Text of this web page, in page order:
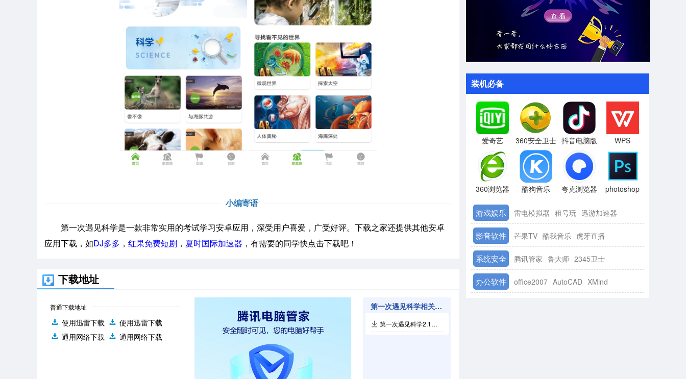
小编寄语
第一次遇见科学是一款非常实用的考试学习安卓应用，深受用户喜爱，广受好评。下载之家还提供其他安卓
应用下载，如DJ多多 ， 红果免费短剧 ， 夏时国际加速器 ，有需要的同学快点击下载吧！
下载地址
普通下载地址
使用迅雷下载
使用迅雷下载
通用网络下载
通用网络下载
第一次遇见科学相关软件
第一次遇见科学2.129.2
装机必备
爱奇艺 360安全卫士 抖音电脑版 WPS
360浏览器 酷狗音乐 夸克浏览器 photoshop
游戏娱乐 雷电模拟器 租号玩 迅游加速器
影音软件 芒果TV 酷我音乐 虎牙直播
系统安全 腾讯管家 鲁大师 2345卫士
办公软件 office2007 AutoCAD XMind